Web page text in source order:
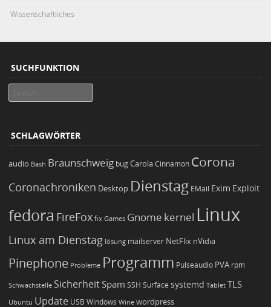
Wissenschaftliches
SUCHFUNKTION
SCHLAGWÖRTER
audio Bash Braunschweig bugCarola Cinnamon Corona
Coronachroniken Desktop Dienstag EMail Exim Exploit
fedora FireFox fix Games Gnome kernel Linux
Linux am Dienstag lösung mailserver NetFlix nVidia
Pinephone Probleme Programm Pulseaudio PVA rpm
Schwachstelle Sicherheit Spam SSH Surface systemd Tablet TLS
Ubuntu Update USB Windows Wine wordpress